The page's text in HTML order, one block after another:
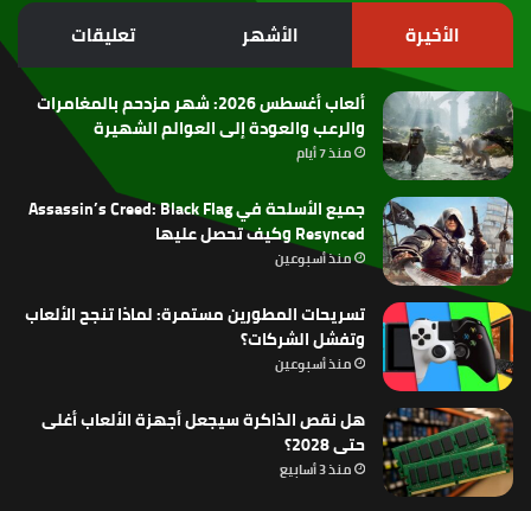
الموقع
RSS
الأخيرة الأشهر تعليقات
ألعاب أغسطس 2026: شهر مزدحم بالمغامرات
والرعب والعودة إلى العوالم الشهيرة
منذ 7 أيام
جميع الأسلحة في Assassin’s Creed: Black Flag
Resynced وكيف تحصل عليها
منذ أسبوعين
تسريحات المطورين مستمرة: لماذا تنجح الألعاب
وتفشل الشركات؟
منذ أسبوعين
هل نقص الذاكرة سيجعل أجهزة الألعاب أغلى
حتى 2028؟
منذ 3 أسابيع